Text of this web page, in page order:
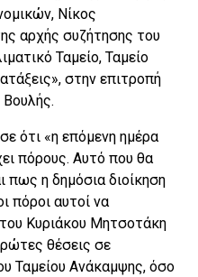
Νίκος
αρχής συζήτησης του
Ταμείο, Ταμείο
στην επιτροπή
ότι «η επόμενη ημέρα
πόρους. Αυτό που θα
πως η δημόσια διοίκηση
πόροι αυτοί να
Κυριάκου Μητσοτάκη
θέσεις σε
Ταμείου Ανάκαμψης, όσο